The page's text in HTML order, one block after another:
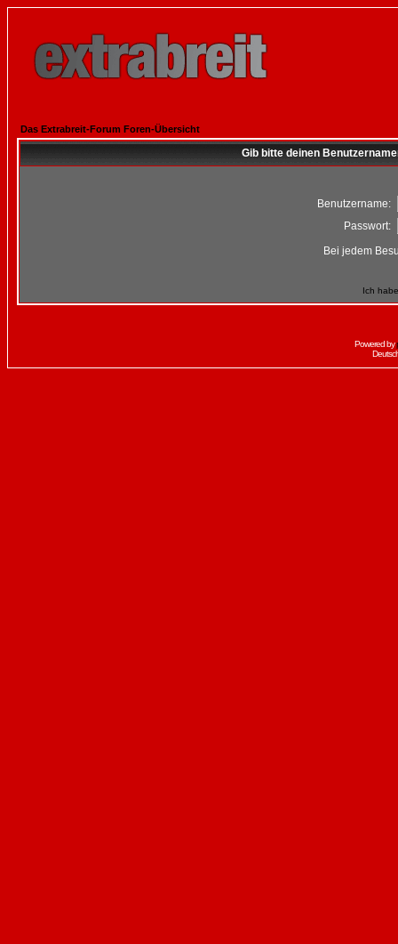
Das Extrabreit-Forum Foren-Übersicht
Gib bitte deinen
Benutzername:
Passwort:
Bei jedem
Ich
Powered by